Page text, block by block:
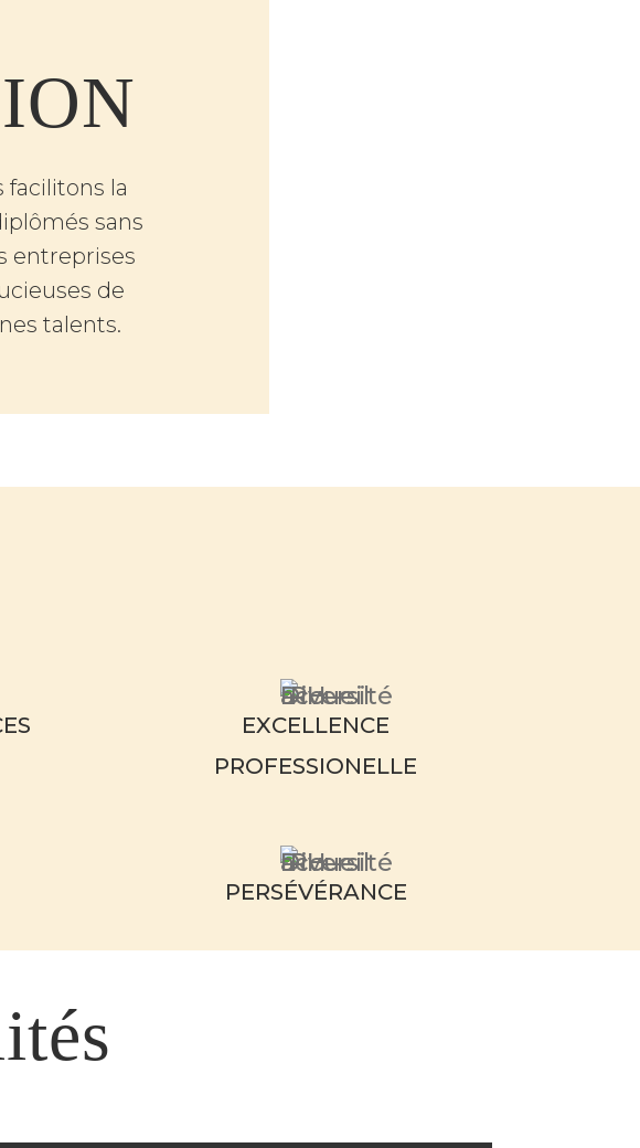
facilitons la
sans
entreprises
de
talents.
EXCELLENCE
PROFESSIONELLE
PERSÉVÉRANCE